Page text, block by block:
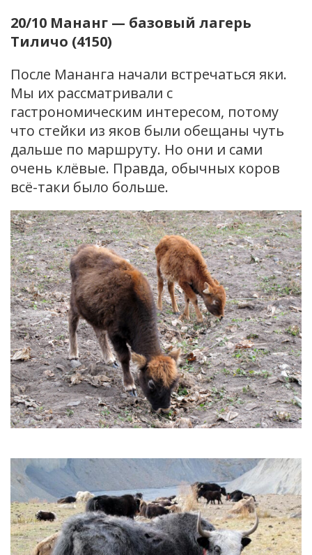
20/10 Мананг — базовый лагерь
Тиличо (4150)
После Мананга начали встречаться яки.
Мы их рассматривали с
гастрономическим интересом, потому
что стейки из яков были обещаны чуть
дальше по маршруту. Но они и сами
очень клёвые. Правда, обычных коров
всё-таки было больше.